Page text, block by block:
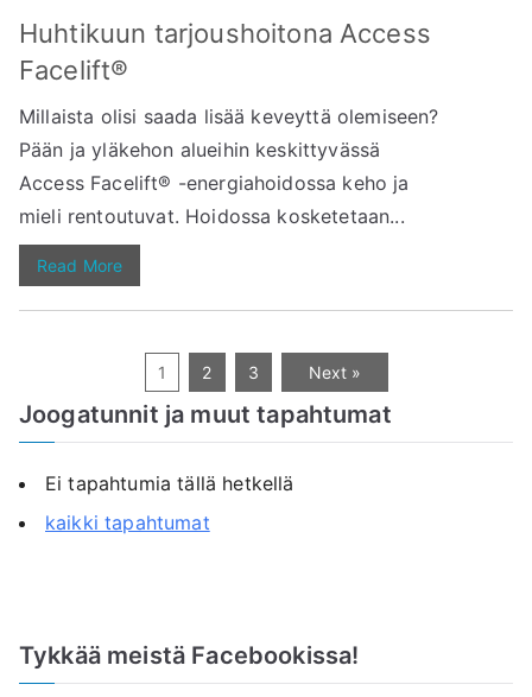
Huhtikuun tarjoushoitona Access
Facelift®
Millaista olisi saada lisää keveyttä olemiseen?
Pään ja yläkehon alueihin keskittyvässä
Access Facelift® -energiahoidossa keho ja
mieli rentoutuvat. Hoidossa kosketetaan...
Read More
1 2 3 Next »
Joogatunnit ja muut tapahtumat
Ei tapahtumia tällä hetkellä
kaikki tapahtumat
Tykkää meistä Facebookissa!